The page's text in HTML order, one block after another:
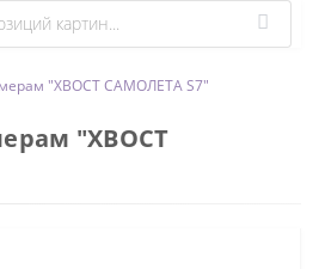
"ХВОСТ САМОЛЕТА S7"
"ХВОСТ